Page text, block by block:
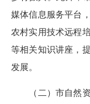
媒体信息服务平台
农村实用技术远程
等相关知识讲座，
发展。
（二）市自然资